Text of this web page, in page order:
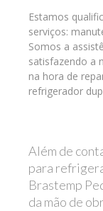
Estamos
serviços:
Somos a
satisfazendo a
na hora de
refrigerador
Além de
para
Brastemp
da mão de